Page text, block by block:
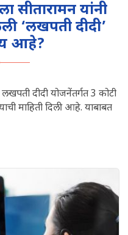
सीतारामन यांनी
‘लखपती दीदी’
आहे?
लखपती दीदी योजनेंतर्गत 3 कोटी
माहिती दिली आहे. याबाबत